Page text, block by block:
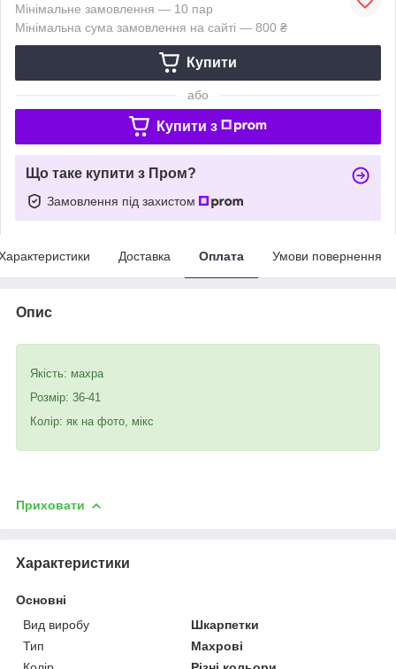
Мінімальне замовлення — 10 пар
Мінімальна сума замовлення на сайті — 800 ₴
Купити
або
Купити з
Що таке купити з Пром?
Замовлення під захистом
Доставка Оплата Умови повернення
Опис
Якість: махра
Розмір: 36-41
Колір: як на фото, мікс
Приховати
Характеристики
Основні
Вид виробу
Шкарпетки
Тип
Махрові